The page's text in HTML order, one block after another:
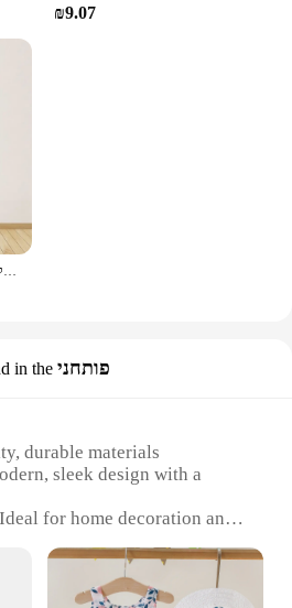
₪9.07
תורגם ומציפים קיר אמנות ציור קבוצת תמונות עבור חדר סלון בבית עבודת יוגה אטנגה אשטנגה.
in the פותחני
durable materials
sleek design with a
for home decoration and
Accessory Gift set
Enhances the aesthetics